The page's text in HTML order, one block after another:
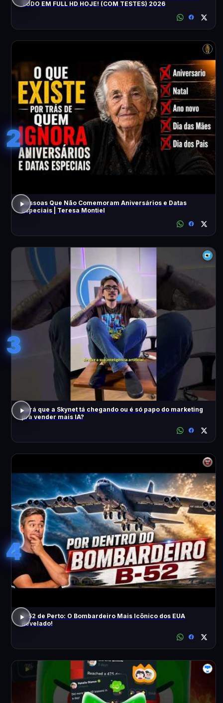
TUDO EM FULL HD HOJE! (COM TESTES) 2026
2
Pessoas Que Não Comemoram Aniversários e Datas
Especiais | Teresa Montiel
3
Será que a Skynet tá chegando ou é só papo do marketing
pra vender mais IA?
4
B-52 de Perto: O Bombardeiro Mais Icônico dos EUA
Revelado!